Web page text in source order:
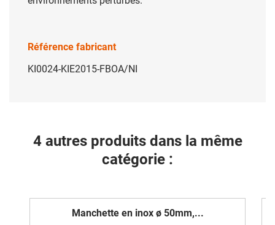
Référence fabricant
KI0024-KIE2015-FBOA/NI
4 autres produits dans la même
catégorie :
Manchette en inox ø 50mm,...